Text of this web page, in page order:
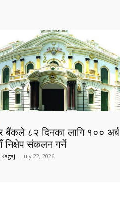
बैंकले ८२ दिनका लागि १०० अर्ब
निक्षेप संकलन गर्ने
- July 22, 2026